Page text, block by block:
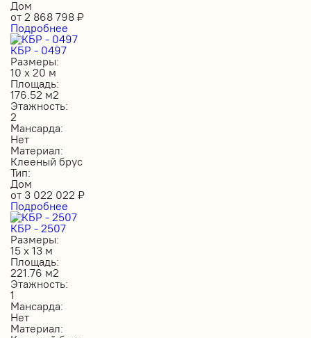
Дом
от 2 868 798 ₽
Подробнее
КБР - 0497
Размеры:
10 х 20 м
Площадь:
176.52 м2
Этажность:
2
Мансарда:
Нет
Материал:
Клееный брус
Тип:
Дом
от 3 022 022 ₽
Подробнее
КБР - 2507
Размеры:
15 х 13 м
Площадь:
221.76 м2
Этажность:
1
Мансарда:
Нет
Материал: